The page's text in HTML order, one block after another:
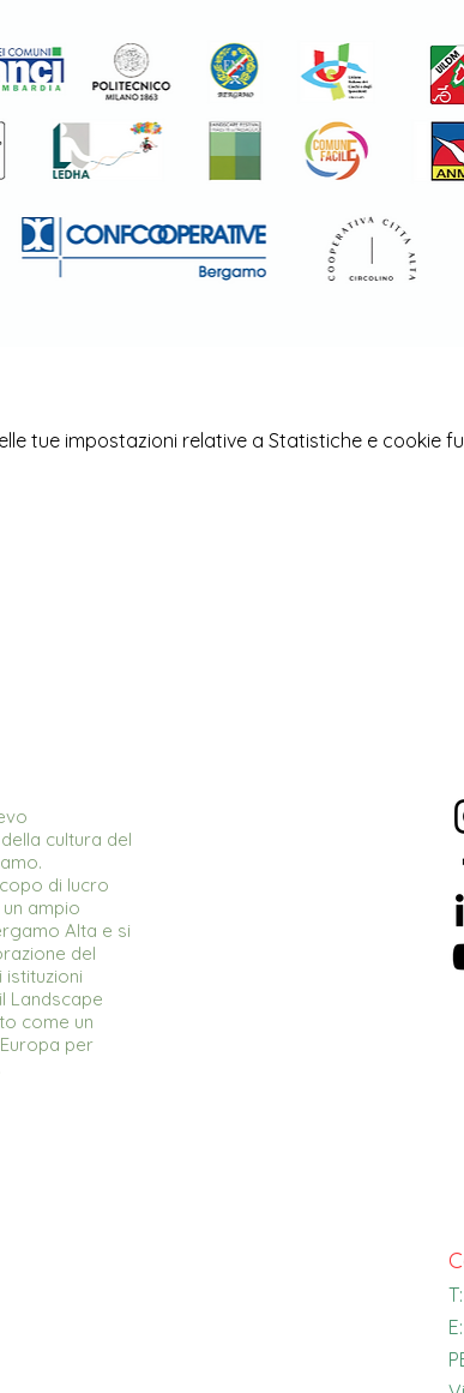
tue impostazioni relative a Statistiche e cookie
cultura del
di lucro
ampio
Alta e si
del
Landscape
come un
per
E: